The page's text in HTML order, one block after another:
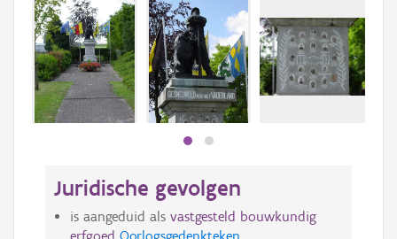
Juridische gevolgen
is aangeduid als vastgesteld bouwkundig